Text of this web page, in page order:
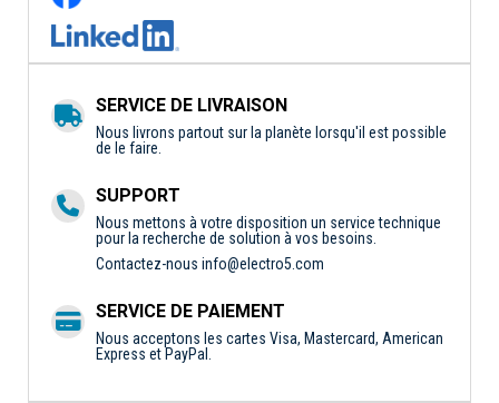
SERVICE DE LIVRAISON
Nous livrons partout sur la planète lorsqu'il est possible
de le faire.
SUPPORT
Nous mettons à votre disposition un service technique
pour la recherche de solution à vos besoins.
Contactez-nous info@electro5.com
SERVICE DE PAIEMENT
Nous acceptons les cartes Visa, Mastercard, American
Express et PayPal.